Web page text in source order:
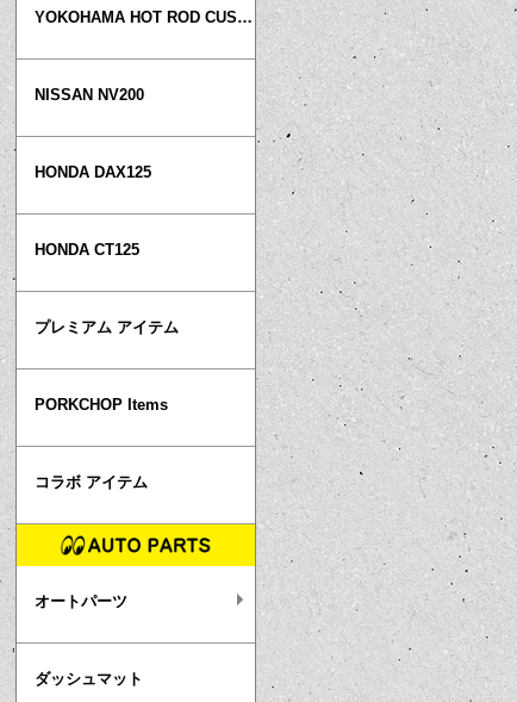
YOKOHAMA HOT ROD CUSTOM SHOW
NISSAN NV200
HONDA DAX125
HONDA CT125
プレミアム アイテム
PORKCHOP Items
コラボ アイテム
オートパーツ
ダッシュマット